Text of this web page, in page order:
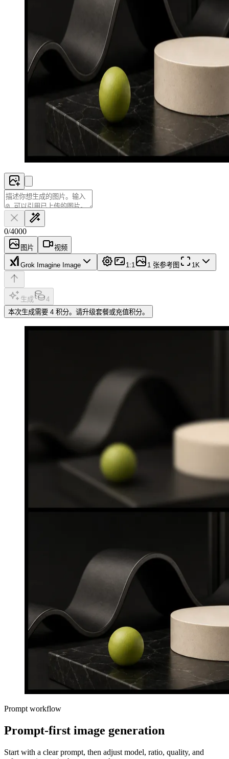
0/4000
图片 视频
Grok Imagine Image 1:1 1 张参考图 1K
生成
4
本次生成需要 4 积分。请升级套餐或充值积分。
Prompt workflow
Prompt-first image generation
Start with a clear prompt, then adjust model, ratio, quality, and